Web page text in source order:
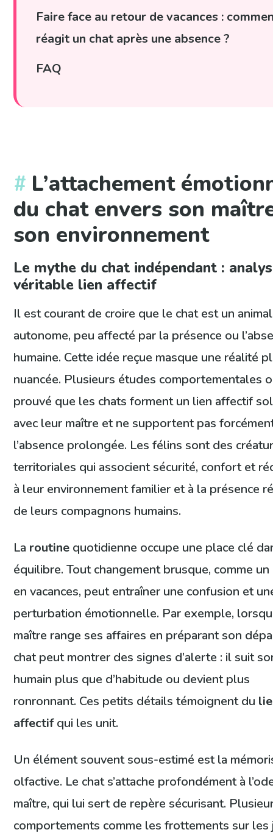
Faire face au retour de vacances :
réagit un chat après une absence ?
FAQ
L’attachement
du chat envers son
son environnement
Le mythe du chat indépendant :
véritable lien affectif
Il est courant de croire que le chat est un animal
autonome, peu affecté par la présence ou
humaine. Cette idée reçue masque une réalité
nuancée. Plusieurs études comportementales
prouvé que les chats forment un lien affectif
avec leur maître et ne supportent pas
l’absence prolongée. Les félins sont des
territoriales qui associent sécurité, confort et
à leur environnement familier et à la présence
de leurs compagnons humains.
La routine quotidienne occupe une place clé
équilibre. Tout changement brusque, comme
en vacances, peut entraîner une confusion et
perturbation émotionnelle. Par exemple,
maître range ses affaires en préparant son
chat peut montrer des signes d’alerte : il suit
humain plus que d’habitude ou devient plus
ronronnant. Ces petits détails témoignent du
affectifqui les unit.
Un élément souvent sous-estimé est la
olfactive. Le chat s’attache profondément à
maître, qui lui sert de repère sécurisant.
comportements comme les frottements sur les